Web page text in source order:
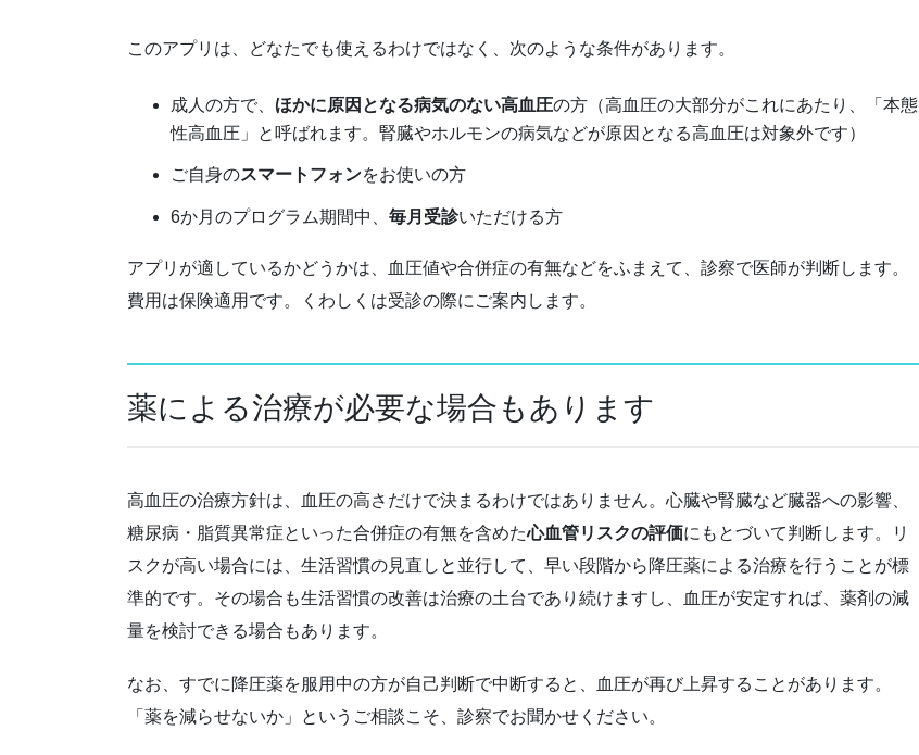
このアプリは、どなたでも使えるわけではなく、次のような条件があります。
成人の方で、 ほかに原因となる病気のない高血圧の方（高血圧の大部分がこれにあたり、「本態
性高血圧」と呼ばれます。腎臓やホルモンの病気などが原因となる高血圧は対象外です）
ご自身のスマートフォンをお使いの方
6か月のプログラム期間中、 毎月受診いただける方
アプリが適しているかどうかは、血圧値や合併症の有無などをふまえて、診察で医師が判断します。
費用は保険適用です。くわしくは受診の際にご案内します。
薬による治療が必要な場合もあります
高血圧の治療方針は、血圧の高さだけで決まるわけではありません。心臓や腎臓など臓器への影響、
糖尿病・脂質異常症といった合併症の有無を含めた心血管リスクの評価にもとづいて判断します。リ
スクが高い場合には、生活習慣の見直しと並行して、早い段階から降圧薬による治療を行うことが標
準的です。その場合も生活習慣の改善は治療の土台であり続けますし、血圧が安定すれば、薬剤の減
量を検討できる場合もあります。
なお、すでに降圧薬を服用中の方が自己判断で中断すると、血圧が再び上昇することがあります。
「薬を減らせないか」というご相談こそ、診察でお聞かせください。